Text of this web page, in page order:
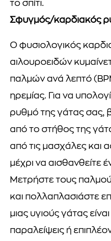
το σπίτι.
Σφυγμός/καρδιακός
Ο φυσιολογικός
αιλουροειδών
παλμών ανά λεπτό
ηρεμίας. Για να
ρυθμό της γάτας σας,
από το στήθος της
από τις μασχάλες και
μέχρι να αισθανθείτε
Μετρήστε τους
και πολλαπλασιάστε
μιας υγιούς γάτας
παραλείψεις ή